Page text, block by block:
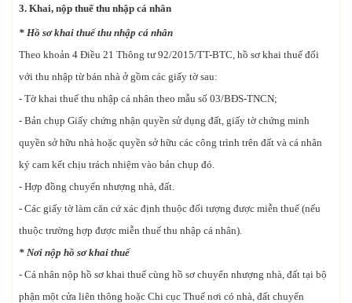
3. Khai, nộp thuế thu nhập cá nhân
* Hồ sơ khai thuế thu nhập cá nhân
Theo khoản 4 Điều 21 Thông tư 92/2015/TT-BTC, hồ sơ khai thuế đối
với thu nhập từ bán nhà ở gồm các giấy tờ sau:
- Tờ khai thuế thu nhập cá nhân theo mẫu số 03/BĐS-TNCN;
- Bản chụp Giấy chứng nhận quyền sử dụng đất, giấy tờ chứng minh
quyền sở hữu nhà hoặc quyền sở hữu các công trình trên đất và cá nhân
ký cam kết chịu trách nhiệm vào bản chụp đó.
- Hợp đồng chuyển nhượng nhà, đất.
- Các giấy tờ làm căn cứ xác định thuộc đối tượng được miễn thuế (nếu
thuộc trường hợp được miễn thuế thu nhập cá nhân).
* Nơi nộp hồ sơ khai thuế
- Cá nhân nộp hồ sơ khai thuế cùng hồ sơ chuyển nhượng nhà, đất tại bộ
phận một cửa liên thông hoặc Chi cục Thuế nơi có nhà, đất chuyển